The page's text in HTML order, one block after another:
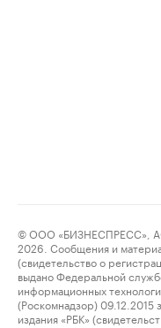
© ООО «БИЗНЕСПРЕСС»,
2026. Сообщения и
(свидетельство о
выдано Федеральной
информационных
(Роскомнадзор)
издания «РБК»